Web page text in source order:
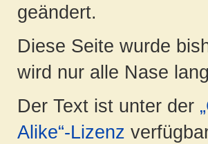
geändert.
Diese Seite wurde
wird nur alle Nase
Der Text ist unter der
Alike“-Lizenz